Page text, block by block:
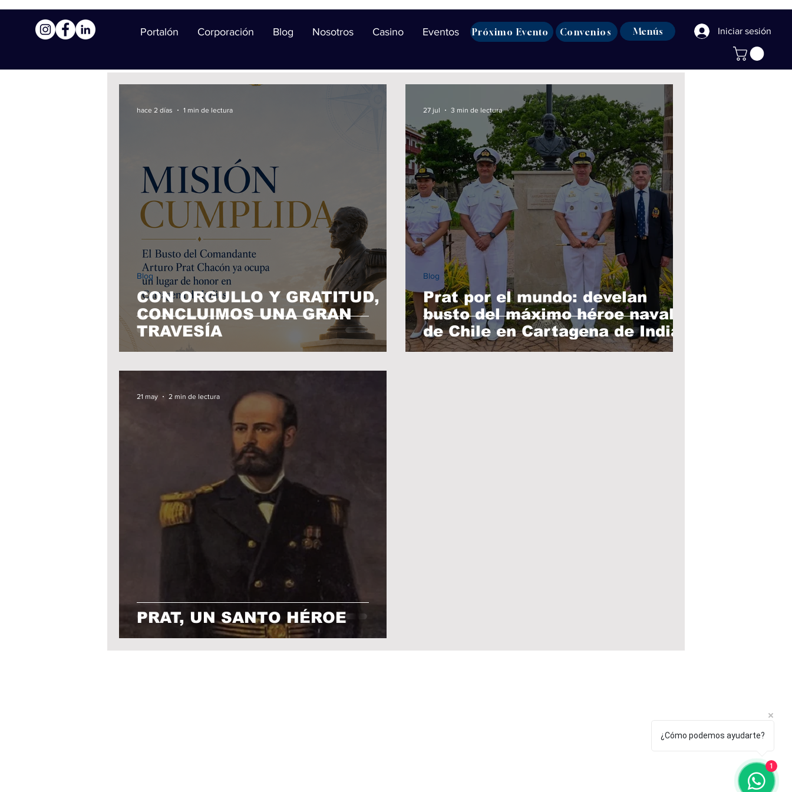
Portalón Corporación Blog Nosotros Casino Eventos Próximo Evento Menús
Convenios Iniciar sesión
CON ORGULLO Y GRATITUD,
CONCLUIMOS UNA GRAN
TRAVESÍA
Blog
hace 2 días 1 min de lectura
Prat por el mundo: develan
busto del máximo héroe naval
de Chile en Cartagena de Indias
Blog
27 jul 3 min de lectura
PRAT, UN SANTO HÉROE
21 may 2 min de lectura
¿Cómo podemos ayudarte?
1